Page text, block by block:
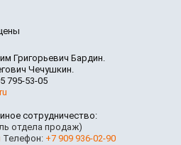
Григорьевич Бардин.
Чечушкин.
795-53-05
сотрудничество:
отдела продаж)
Телефон: +7 909 936-02-90